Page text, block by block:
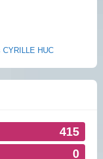
CYRILLE HUC
415
0